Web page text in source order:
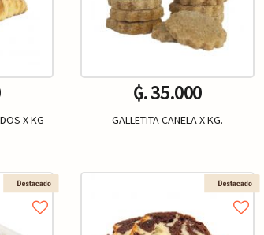
X KG
+
₲. 35.000
GALLETITA CANELA X KG.
+